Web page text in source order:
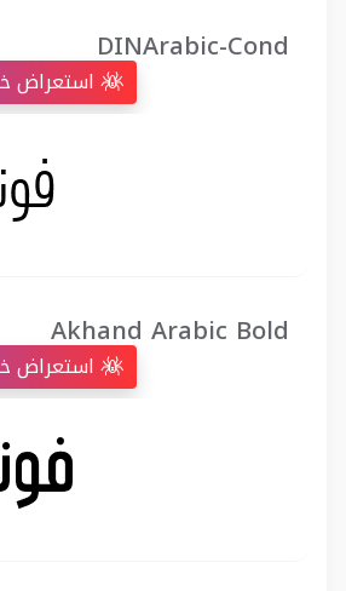
DINArabic-Cond
Akhand Arabic Bold